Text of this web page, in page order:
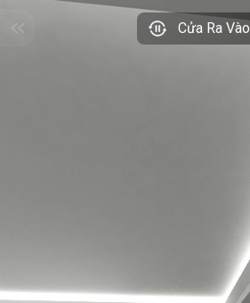
Cửa Ra Vào